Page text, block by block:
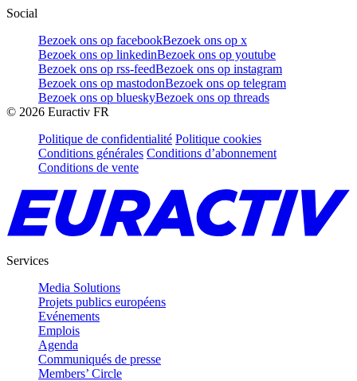
Social
Bezoek ons op facebookBezoek ons op x
Bezoek ons op linkedinBezoek ons op youtube
Bezoek ons op rss-feedBezoek ons op instagram
Bezoek ons op mastodonBezoek ons op telegram
Bezoek ons op blueskyBezoek ons op threads
© 2026 Euractiv FR
Politique de confidentialité Politique cookies
Conditions générales Conditions d’abonnement
Conditions de vente
Services
Media Solutions
Projets publics européens
Evénements
Emplois
Agenda
Communiqués de presse
Members’ Circle